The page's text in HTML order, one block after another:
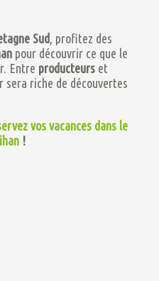
Sud , profitez des
pour découvrir ce que le
Entre producteurs et
sera riche de découvertes
vos vacances dans le
!